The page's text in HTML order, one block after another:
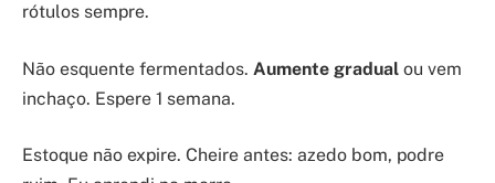
rótulos sempre.
Não esquente fermentados. Aumente gradual ou vem
inchaço. Espere 1 semana.
Estoque não expire. Cheire antes: azedo bom, podre